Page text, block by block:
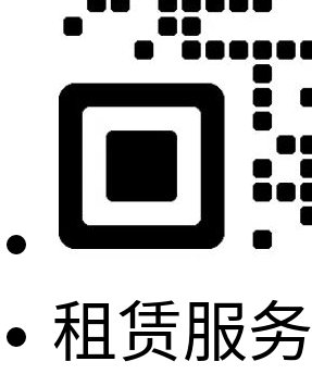
租赁服